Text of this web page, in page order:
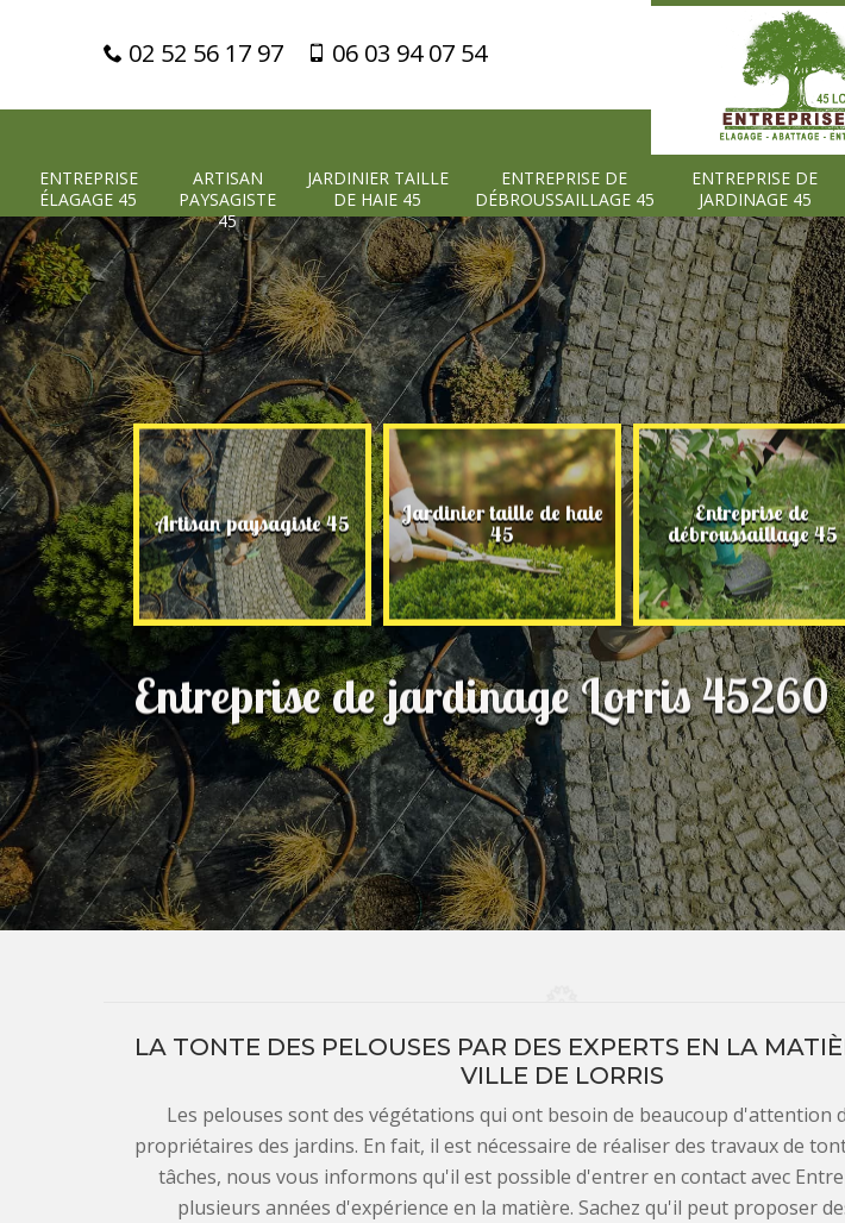
02 52 56 17 97 06 03 94 07 54
ENTREPRISE
ÉLAGAGE 45
ARTISAN
PAYSAGISTE
45
JARDINIER TAILLE
DE HAIE 45
ENTREPRISE DE
DÉBROUSSAILLAGE 45
ENTREPRISE DE
JARDINAGE 45
45 Artisan paysagiste 45 Jardinier taille de haie
45
Entreprise de
débroussaillage 45
Entreprise de jardinage Lorris 45260
LA TONTE DES PELOUSES PAR DES EXPERTS EN LA
VILLE DE LORRIS
Les pelouses sont des végétations qui ont besoin de beaucoup d'attention
propriétaires des jardins. En fait, il est nécessaire de réaliser des travaux de
tâches, nous vous informons qu'il est possible d'entrer en contact avec
plusieurs années d'expérience en la matière. Sachez qu'il peut proposer